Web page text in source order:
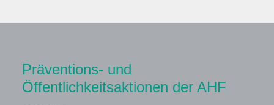
Präventions- und
Öffentlichkeitsaktionen der AHF